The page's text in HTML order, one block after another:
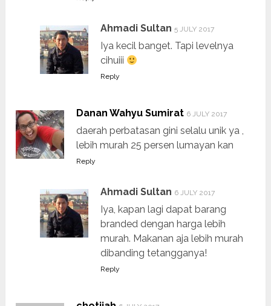
Ahmadi Sultan 5 JULY 2017
Iya kecil banget. Tapi levelnya
cihuiii
Reply
Danan Wahyu Sumirat 6 JULY 2017
daerah perbatasan gini selalu unik ya ,
lebih murah 25 persen lumayan kan
Reply
Ahmadi Sultan 6 JULY 2017
Iya, kapan lagi dapat barang
branded dengan harga lebih
murah. Makanan aja lebih murah
dibanding tetangganya!
Reply